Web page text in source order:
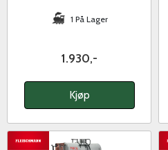
1 På Lager
1.930,-
Kjøp